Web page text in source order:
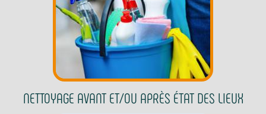
NETTOYAGE AVANT ET/OU APRÈS ÉTAT DES LIEUX